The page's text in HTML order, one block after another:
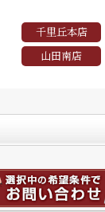
千里丘本店
山田南店